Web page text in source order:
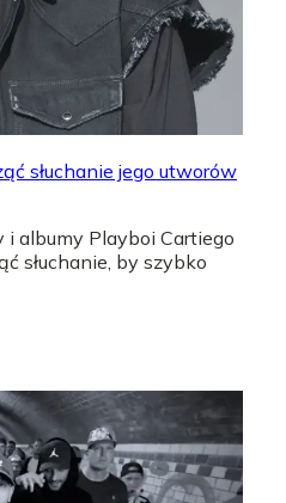
słuchanie jego utworów
i albumy Playboi Cartiego
słuchanie, by szybko